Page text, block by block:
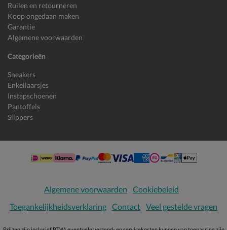
Ruilen en retourneren
Koop ongedaan maken
Garantie
Algemene voorwaarden
Categorieën
Sneakers
Enkellaarsjes
Instapschoenen
Pantoffels
Slippers
Algemene voorwaarden
Cookiebeleid
Toegankelijkheidsverklaring Contact Veel gestelde vragen